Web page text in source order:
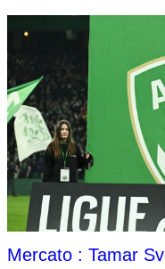
Mercato : Tamar